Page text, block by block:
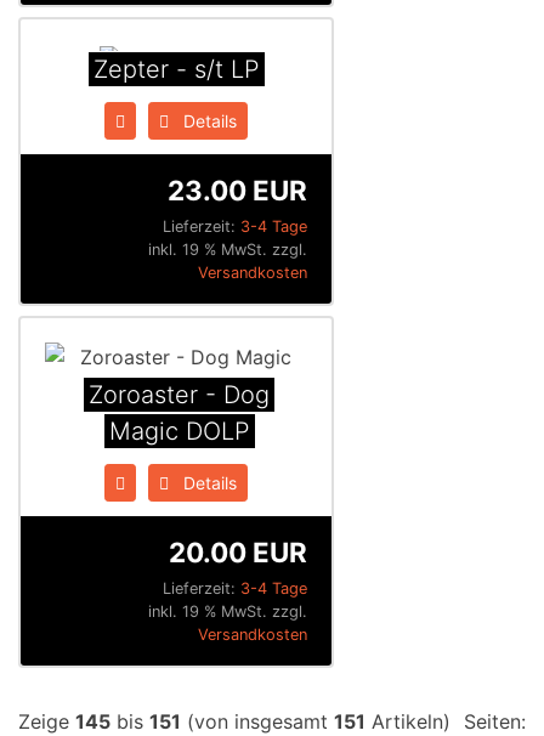
Zepter - s/t LP
Details
Lieferzeit: 3-4 Tage
23.00 EUR
inkl. 19 % MwSt. zzgl.
Versandkosten
Zoroaster - Dog
Magic DOLP
Details
Lieferzeit: 3-4 Tage
20.00 EUR
inkl. 19 % MwSt. zzgl.
Versandkosten
Zeige 145 bis 151 (von insgesamt 151 Artikeln)
Seiten: